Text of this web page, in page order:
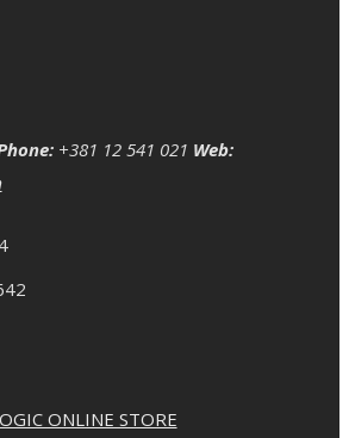
+381 12 541 021 Web:
ONLINE STORE